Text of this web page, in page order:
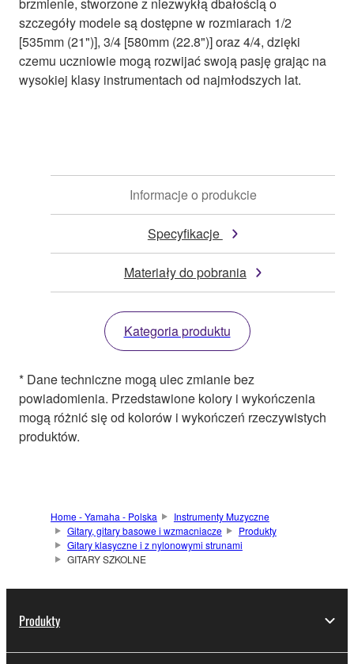
brzmienie, stworzone z niezwykłą dbałością o
szczegóły modele są dostępne w rozmiarach 1/2
[535mm (21")], 3/4 [580mm (22.8")] oraz 4/4, dzięki
czemu uczniowie mogą rozwijać swoją pasję grając na
wysokiej klasy instrumentach od najmłodszych lat.
Informacje o produkcie
Specyfikacje
Materiały do pobrania
Kategoria produktu
* Dane techniczne mogą ulec zmianie bez
powiadomienia. Przedstawione kolory i wykończenia
mogą różnić się od kolorów i wykończeń rzeczywistych
produktów.
Home - Yamaha - Polska
Instrumenty Muzyczne
Gitary, gitary basowe i wzmacniacze
Produkty
Gitary klasyczne i z nylonowymi strunami
GITARY SZKOLNE
Produkty